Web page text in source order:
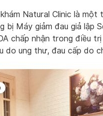
Natural Clinic là một
bị Máy giảm đau giả lập
chấp nhận trong điều
do ung thư, đau cấp do